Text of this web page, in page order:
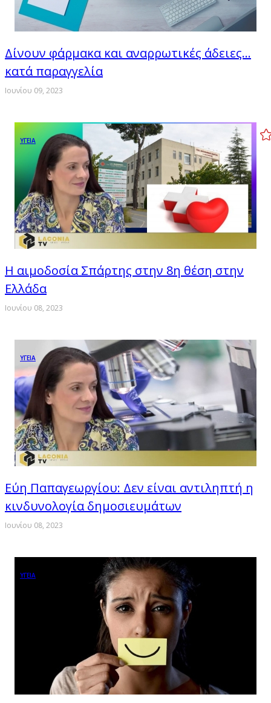
Δίνουν φάρμακα και αναρρωτικές άδειες…
κατά παραγγελία
Ιουνίου 09, 2023
ΥΓΕΙΑ
Η αιμοδοσία Σπάρτης στην 8η θέση στην
Ελλάδα
Ιουνίου 08, 2023
ΥΓΕΙΑ
Εύη Παπαγεωργίου: Δεν είναι αντιληπτή η
κινδυνολογία δημοσιευμάτων
Ιουνίου 08, 2023
ΥΓΕΙΑ